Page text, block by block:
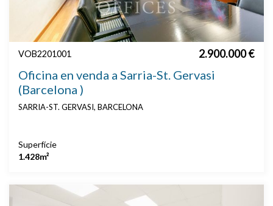
VOB2201001 2.900.000 €
Oficina en venda a Sarria-St. Gervasi
(Barcelona )
SARRIA-ST. GERVASI, BARCELONA
Superfície
1.428m²